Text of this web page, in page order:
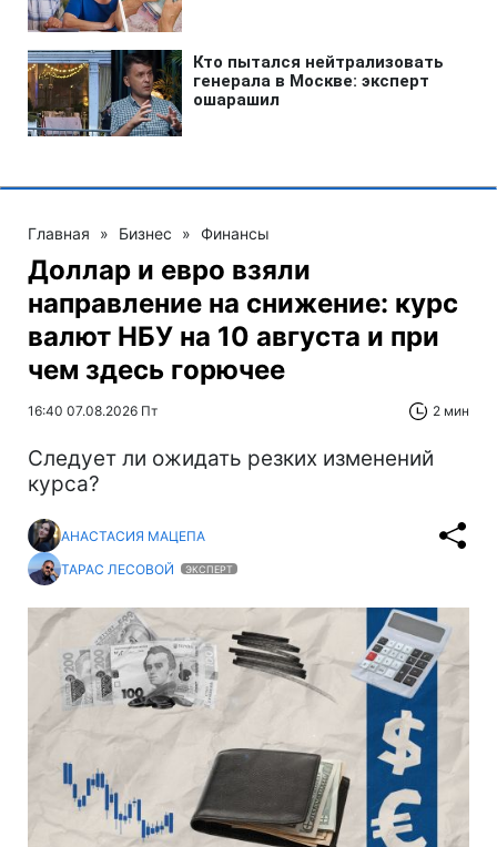
Главная » Бизнес » Финансы
Доллар и евро взяли
направление на снижение: курс
валют НБУ на 10 августа и при
чем здесь горючее
16:40 07.08.2026 Пт 2 мин
Следует ли ожидать резких изменений
курса?
АНАСТАСИЯ МАЦЕПА
ТАРАС ЛЕСОВОЙ
ЭКСПЕРТ